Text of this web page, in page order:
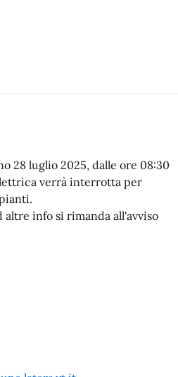
28 luglio 2025, dalle ore 08:30
verrà interrotta per
altre info si rimanda all'avviso